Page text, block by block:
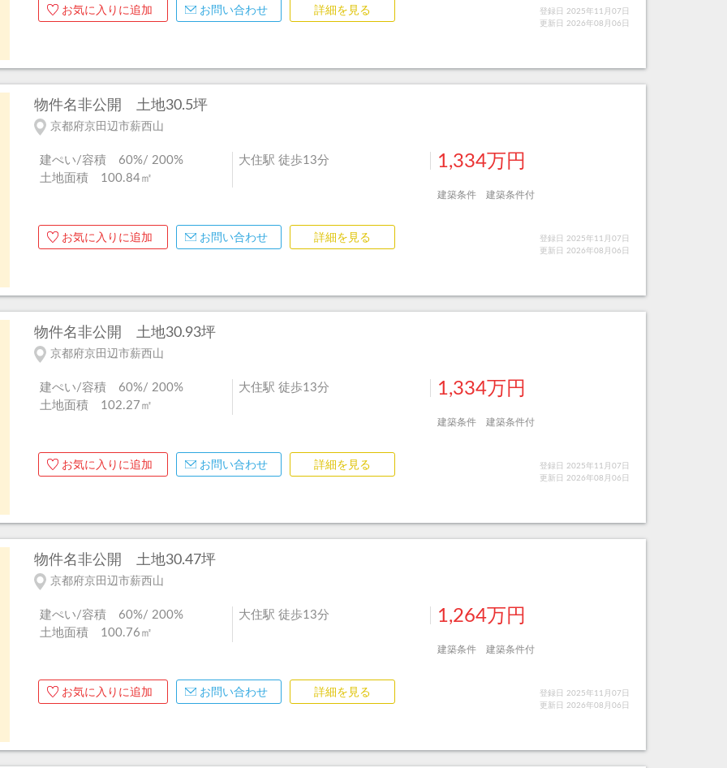
お気に入りに追加 お問い合わせ 詳細を見る
登録日 2025年11月07日
更新日 2026年08月06日
物件名非公開 土地30.5坪
京都府京田辺市薪西山
建ぺい/容積 60%/ 200%
土地面積 100.84㎡
大住駅 徒歩13分 1,334万円
建築条件 建築条件付
お気に入りに追加 お問い合わせ 詳細を見る
登録日 2025年11月07日
更新日 2026年08月06日
物件名非公開 土地30.93坪
京都府京田辺市薪西山
建ぺい/容積 60%/ 200%
土地面積 102.27㎡
大住駅 徒歩13分 1,334万円
建築条件 建築条件付
お気に入りに追加 お問い合わせ 詳細を見る
登録日 2025年11月07日
更新日 2026年08月06日
物件名非公開 土地30.47坪
京都府京田辺市薪西山
建ぺい/容積 60%/ 200%
土地面積 100.76㎡
大住駅 徒歩13分 1,264万円
建築条件 建築条件付
お気に入りに追加 お問い合わせ 詳細を見る
登録日 2025年11月07日
更新日 2026年08月06日